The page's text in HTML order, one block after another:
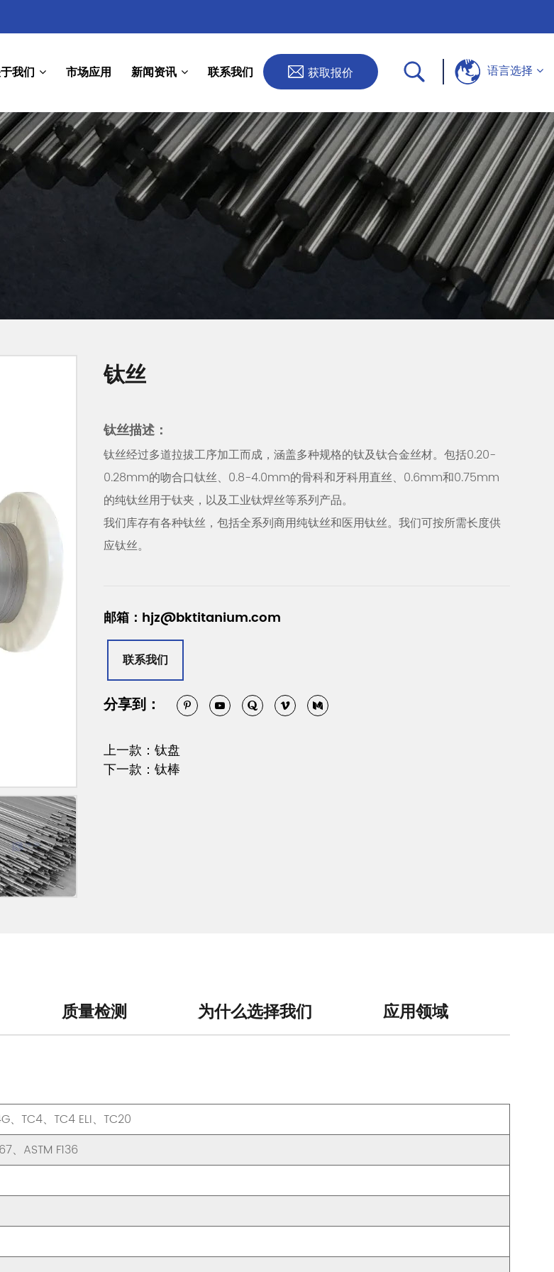
我们 市场应用 新闻资讯 联系我们 获取报价 语言选择
钛丝
钛丝描述：
钛丝经过多道拉拔工序加工而成，涵盖多种规格的钛及钛合金丝材。包括0.20-
0.28mm的吻合口钛丝、0.8-4.0mm的骨科和牙科用直丝、0.6mm和0.75mm
的纯钛丝用于钛夹，以及工业钛焊丝等系列产品。
我们库存有各种钛丝，包括全系列商用纯钛丝和医用钛丝。我们可按所需长度供
应钛丝。
邮箱：hjz@bktitanium.com
联系我们
分享到：
上一款：钛盘
下一款：钛棒
质量检测 为什么选择我们 应用领域
、TC4、TC4 ELI、TC20
、ASTM F136